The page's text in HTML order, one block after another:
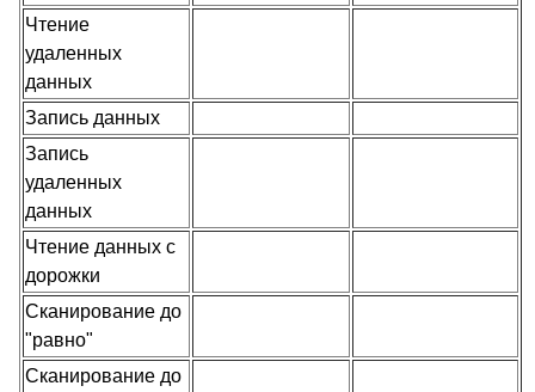
Чтение
удаленных
данных
Запись данных
Запись
удаленных
данных
Чтение данных с
дорожки
Сканирование до
"равно"
Сканирование до